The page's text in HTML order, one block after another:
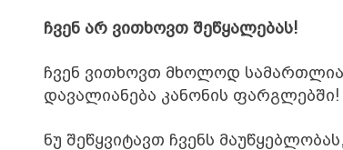
ჩვენ არ ვითხოვთ შეწყალებას!
ჩვენ ვითხოვთ მხოლოდ
დავალიანება კანონის ფარგლებში!
ნუ შეწყვიტავთ ჩვენს მაუწყებლობას,